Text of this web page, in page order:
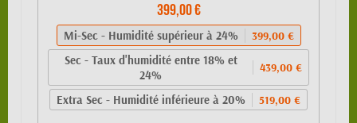
399,00 €
Mi-Sec - Humidité supérieur à 24% 399,00 €
Sec - Taux d'humidité entre 18% et
24%
439,00 €
Extra Sec - Humidité inférieure à 20% 519,00 €